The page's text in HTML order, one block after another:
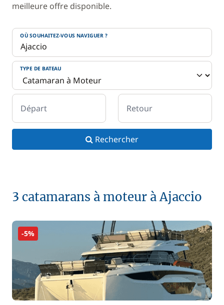
meilleure offre disponible.
OÙ SOUHAITEZ-VOUS NAVIGUER ?
TYPE DE BATEAU
Départ Retour
Rechercher
3 catamarans à moteur à Ajaccio
-5%